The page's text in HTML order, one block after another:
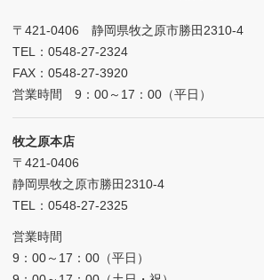
〒421-0406 静岡県牧之原市勝田2310-4
TEL：0548-27-2324
FAX：0548-27-3920
営業時間 9：00～17：00（平日）
牧之原本店
〒421-0406
静岡県牧之原市勝田2310-4
TEL：0548-27-2325
営業時間
9：00～17：00（平日）